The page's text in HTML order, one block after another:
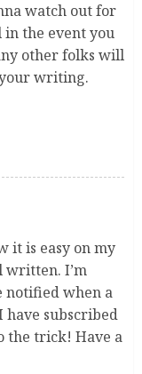
watch out for
the event you
other folks will
writing.
it is easy on my
written. I’m
notified when a
have subscribed
the trick! Have a